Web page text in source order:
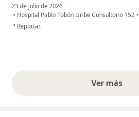
23 de julio de 2026
• Hospital Pablo Tobón Uribe Consultorio 152 •
• en opinión del usuario PR
Reportar
Ver más